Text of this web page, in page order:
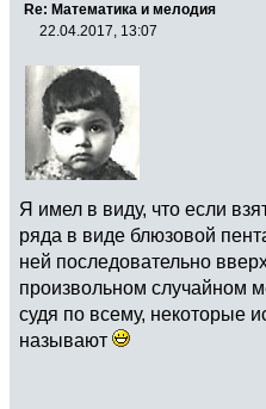
Re: Математика и мелодия
22.04.2017, 13:07
Я имел в виду, что если
ряда в виде блюзовой
ней последовательно
произвольном случайном
судя по всему, некоторые
называют